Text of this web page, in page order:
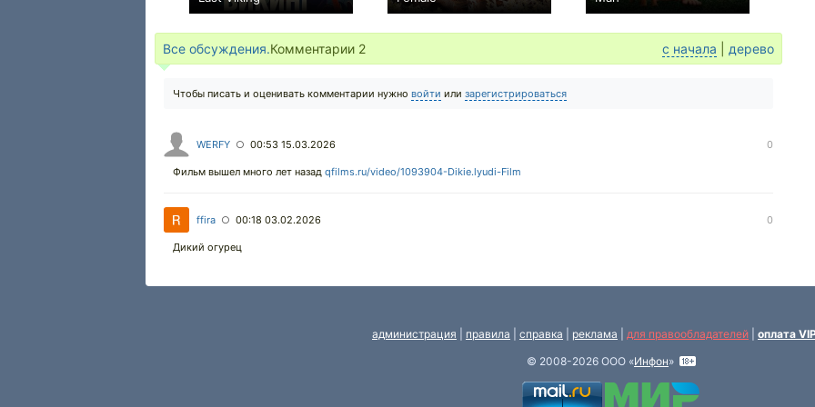
+5 0 +9
Все обсуждения.Комментарии 2 с начала дерево
Чтобы писать и оценивать комментарии нужно войти или зарегистрироваться
WERFY ○ 00:53 15.03.2026 0
Фильм вышел много лет назад qfilms.ru/video/1093904-Dikie.lyudi-Film
ffira ○ 00:18 03.02.2026 0
Дикий огурец
администрация правила справка реклама для правообладателей оплата
© 2008-2026 ООО «Инфон»